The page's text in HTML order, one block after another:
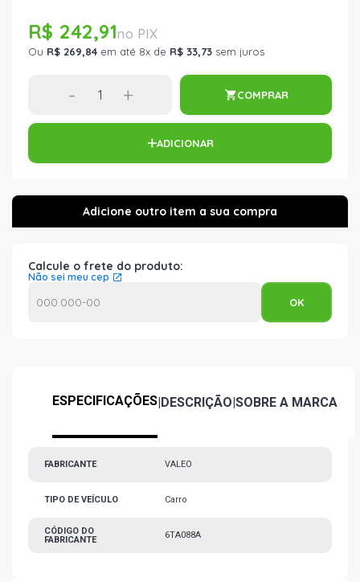
R$ 242,91
Ou R$ 269,84 em até 8x de R$ 33,73 sem juros
- + COMPRAR
ADICIONAR
Calcule o frete do produto:
Não sei meu cep
ESPECIFICAÇÕES|DESCRIÇÃO|SOBRE A MARCA
FABRICANTE VALEO
TIPO DE VEÍCULO Carro
CÓDIGO DO
FABRICANTE
6TA088A